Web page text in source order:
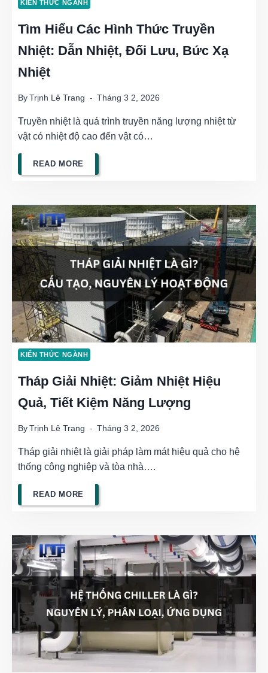
BẢO
AN
TOÀN
KIẾN THỨC NGÀNH
Tìm Hiểu Các Hình Thức Truyền
Nhiệt: Dẫn Nhiệt, Đối Lưu, Bức Xạ
Nhiệt
ByTrịnh Lê Trang Tháng 3 2, 2026
Truyền nhiệt là quá trình truyền năng lượng nhiệt từ
vật có nhiệt độ cao đến vật có…
READ MORE
CÁC
HÌNH
THỨC
TRUYỀN
NHIỆT:
DẪN
NHIỆT,
ĐỐI
LƯU,
BỨC
KIẾN THỨC NGÀNH
Tháp Giải Nhiệt: Giảm Nhiệt Hiệu
Quả, Tiết Kiệm Năng Lượng
ByTrịnh Lê Trang Tháng 3 2, 2026
Tháp giải nhiệt là giải pháp làm mát hiệu quả cho hệ
thống công nghiệp và tòa nhà….
READ MORE
NHIỆT:
GIẢM
NHIỆT
HIỆU
TIẾT